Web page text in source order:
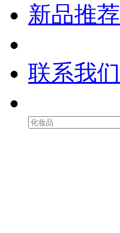
新品推荐
联系我们